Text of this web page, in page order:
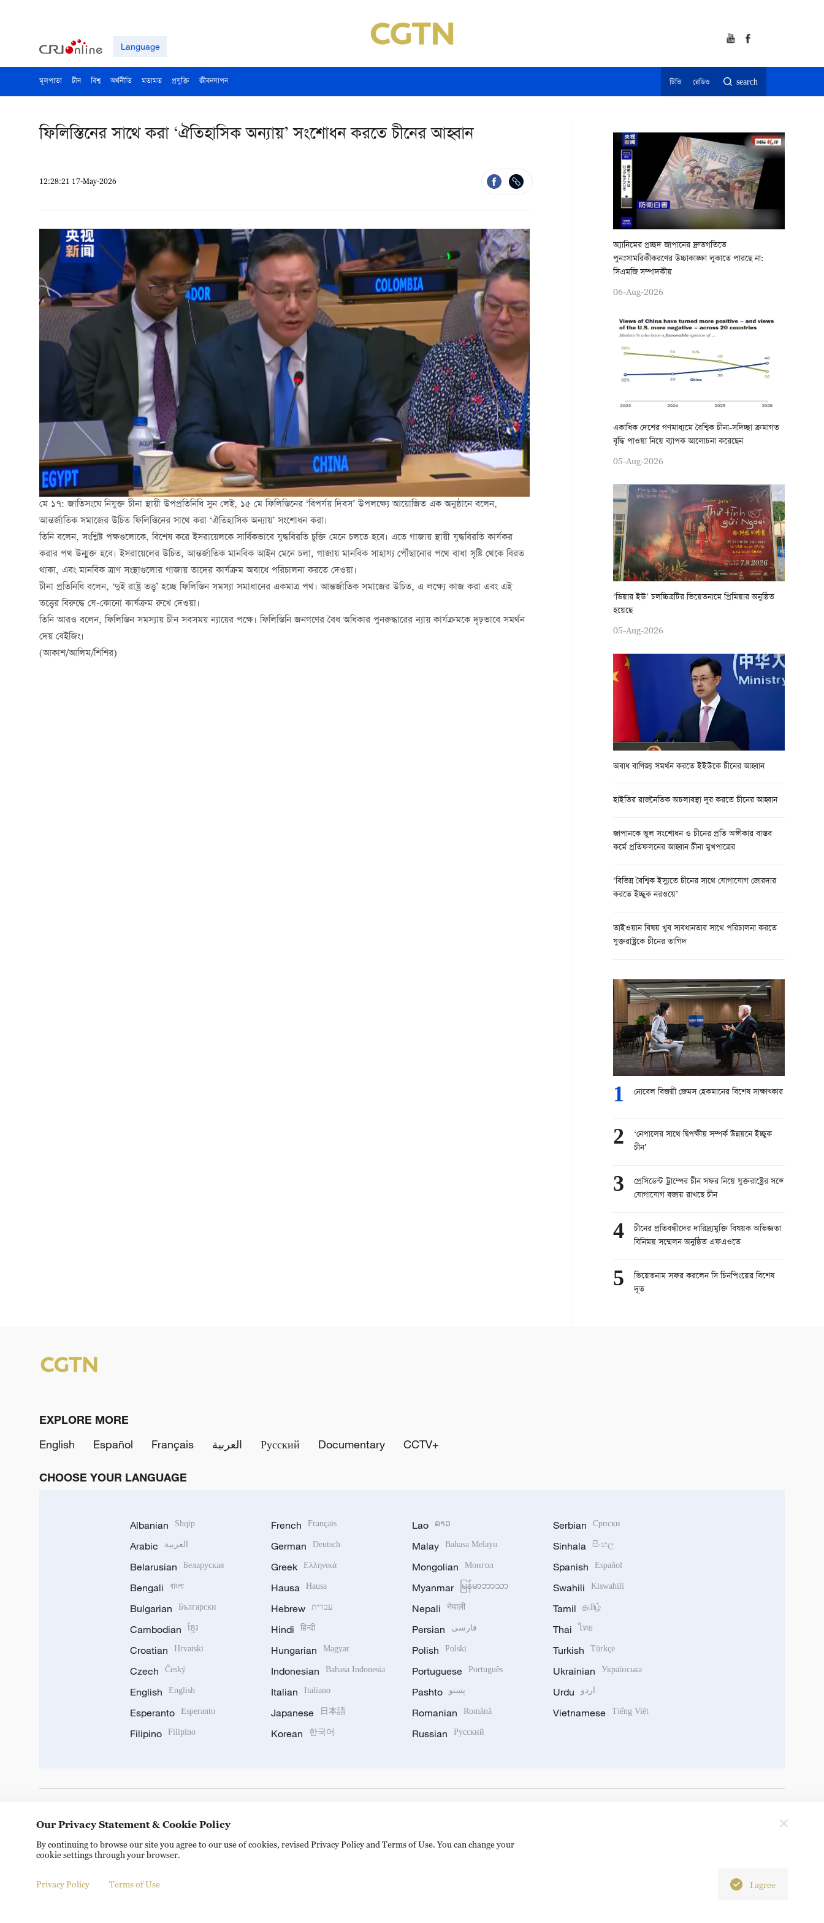
Language
মূলপাতা চীন বিশ্ব অর্থনীতি মতামত প্রযুক্তি জীবনযাপন টিভি রেডিও search
ফিলিস্তিনের সাথে করা ‘ঐতিহাসিক অন্যায়’ সংশোধন করতে চীনের আহ্বান
12:28:21 17-May-2026
মে ১৭: জাতিসংঘে নিযুক্ত চীনা স্থায়ী উপপ্রতিনিধি সুন লেই, ১৫ মে ফিলিস্তিনের ‘বিপর্যয় দিবস’ উপলক্ষ্যে আয়োজিত এক অনুষ্ঠানে বলেন,
আন্তর্জাতিক সমাজের উচিত ফিলিস্তিনের সাথে করা ‘ঐতিহাসিক অন্যায়’ সংশোধন করা।
তিনি বলেন, সংশ্লিষ্ট পক্ষগুলোকে, বিশেষ করে ইসরায়েলকে সার্বিকভাবে যুদ্ধবিরতি চুক্তি মেনে চলতে হবে। এতে গাজায় স্থায়ী যুদ্ধবিরতি কার্যকর
করার পথ উন্মুক্ত হবে। ইসরায়েলের উচিত, আন্তর্জাতিক মানবিক আইন মেনে চলা, গাজায় মানবিক সাহায্য পৌঁছানোর পথে বাধা সৃষ্টি থেকে বিরত
থাকা, এবং মানবিক ত্রাণ সংস্থাগুলোর গাজায় তাদের কার্যক্রম অবাধে পরিচালনা করতে দেওয়া।
চীনা প্রতিনিধি বলেন, ‘দুই রাষ্ট্র তত্ত্ব’ হচ্ছে ফিলিস্তিন সমস্যা সমাধানের একমাত্র পথ। আন্তর্জাতিক সমাজের উচিত, এ লক্ষ্যে কাজ করা এবং এই
তত্ত্বের বিরুদ্ধে যে-কোনো কার্যক্রম রুখে দেওয়া।
তিনি আরও বলেন, ফিলিস্তিন সমস্যায় চীন সবসময় ন্যায়ের পক্ষে। ফিলিস্তিনি জনগণের বৈধ অধিকার পুনরুদ্ধারের ন্যায় কার্যক্রমকে দৃঢ়ভাবে সমর্থন
দেয় বেইজিং।
(আকাশ/আলিম/শিশির)
অ্যানিমের প্রচ্ছদ জাপানের দ্রুতগতিতে
পুনঃসামরিকীকরণের উচ্চাকাঙ্ক্ষা লুকাতে পারছে না:
সিএমজি সম্পাদকীয়
06-Aug-2026
একাধিক দেশের গণমাধ্যমে বৈশ্বিক চীনা-সদিচ্ছা ক্রমাগত
বৃদ্ধি পাওয়া নিয়ে ব্যাপক আলোচনা করেছেন
05-Aug-2026
‘ডিয়ার ইউ’ চলচ্চিত্রটির ভিয়েতনামে প্রিমিয়ার অনুষ্ঠিত
হয়েছে
05-Aug-2026
অবাধ বাণিজ্য সমর্থন করতে ইইউকে চীনের আহ্বান
হাইতির রাজনৈতিক অচলাবস্থা দূর করতে চীনের আহ্বান
জাপানকে ভুল সংশোধন ও চীনের প্রতি অঙ্গীকার বাস্তব
কর্মে প্রতিফলনের আহ্বান চীনা মুখপাত্রের
‘বিভিন্ন বৈশ্বিক ইস্যুতে চীনের সাথে যোগাযোগ জোরদার
করতে ইচ্ছুক নরওয়ে’
তাইওয়ান বিষয় খুব সাবধানতার সাথে পরিচালনা করতে
যুক্তরাষ্ট্রকে চীনের তাগিদ
1 নোবেল বিজয়ী জেমস হেকমানের বিশেষ সাক্ষাত্কার
2
‘নেপালের সাথে দ্বিপক্ষীয় সম্পর্ক উন্নয়নে ইচ্ছুক
চীন’
3
প্রেসিডেন্ট ট্রাম্পের চীন সফর নিয়ে যুক্তরাষ্ট্রের সঙ্গে
যোগাযোগ বজায় রাখছে চীন
4
চীনের প্রতিবন্ধীদের দারিদ্র্যমুক্তি বিষয়ক অভিজ্ঞতা
বিনিময় সম্মেলন অনুষ্ঠিত এফএওতে
5
ভিয়েতনাম সফর করলেন সি চিনপিংয়ের বিশেষ
দূত
EXPLORE MORE
English
Español Français العربية Русский Documentary CCTV+
CHOOSE YOUR LANGUAGE
Albanian Shqip
Arabic العربية
Belarusian Беларуская
Bengali বাংলা
Bulgarian Български
Cambodian ខ្មែរ
Croatian Hrvatski
Czech Český
English English
Esperanto Esperanto
Filipino Filipino
French Français
German Deutsch
Greek Ελληνικά
Hausa Hausa
Hebrew עברית
Hindi हिन्दी
Hungarian Magyar
Indonesian Bahasa Indonesia
Italian Italiano
Japanese 日本語
Korean 한국어
Lao ລາວ
Malay Bahasa Melayu
Mongolian Монгол
Myanmar မြန်မာဘာသာ
Nepali नेपाली
Persian فارسی
Polish Polski
Portuguese Português
Pashto پښتو
Romanian Română
Russian Русский
Serbian Српски
Sinhala සිංහල
Spanish Español
Swahili Kiswahili
Tamil தமிழ்
Thai ไทย
Turkish Türkçe
Ukrainian Українська
Urdu اردو
Vietnamese Tiếng Việt
© China Radio International.CRI. All Rights Reserved. 16A Shijingshan Road, Beijing, China. 100040
Our Privacy Statement & Cookie Policy
By continuing to browse our site you agree to our use of cookies, revised Privacy Policy and Terms of Use. You can change your
cookie settings through your browser.
Privacy Policy Terms of Use I agree